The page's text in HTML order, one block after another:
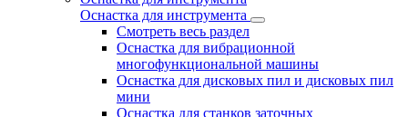
Оснастка для инструмента
Смотреть весь раздел
Оснастка для вибрационной
многофункциональной машины
Оснастка для дисковых пил и дисковых пил
мини
Оснастка для станков заточных